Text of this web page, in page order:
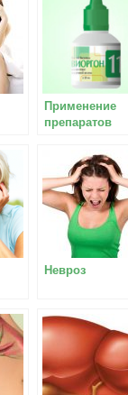
Применение
препаратов
Невроз